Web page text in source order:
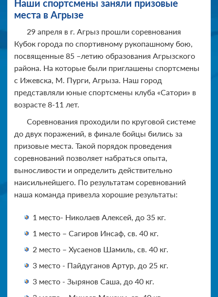
Наши спортсмены заняли призовые
места в Агрызе
29 апреля в г. Агрыз прошли соревнования
Кубок города по спортивному рукопашному бою,
посвященные 85 –летию образования Агрызского
района. На которые были приглашены спортсмены
с Ижевска, М. Пурги, Агрыза. Наш город
представляли юные спортсмены клуба «Сатори» в
возрасте 8-11 лет.
Соревнования проходили по круговой системе
до двух поражений, в финале бойцы бились за
призовые места. Такой порядок проведения
соревнований позволяет набраться опыта,
выносливости и определить действительно
наисильнейшего. По результатам соревнований
наша команда привезла хорошие результаты:
1 место- Николаев Алексей, до 35 кг.
1 место – Сагиров Инсаф, св. 40 кг.
2 место – Хусаенов Шамиль, св. 40 кг.
3 место - Пайдуганов Артур, до 25 кг.
3 место - Зырянов Саша, до 40 кг.